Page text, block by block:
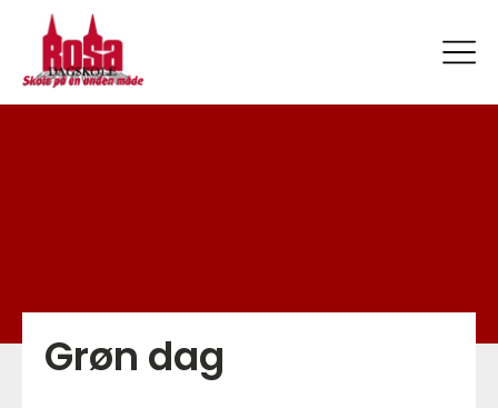
Brochuren 26/27
Det sker på ROSA
Andre kurser & ture
Handicapprisen 2022
Grøn dag